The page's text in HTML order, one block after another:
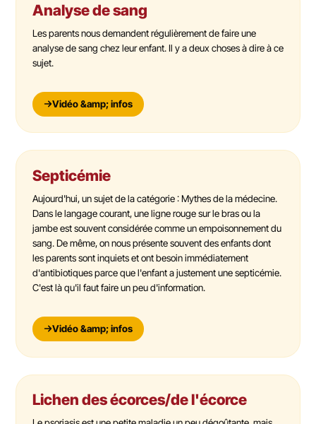
Analyse de sang
Les parents nous demandent régulièrement de faire une
analyse de sang chez leur enfant. Il y a deux choses à dire à ce
sujet.
Vidéo &amp; infos
Septicémie
Aujourd'hui, un sujet de la catégorie : Mythes de la médecine.
Dans le langage courant, une ligne rouge sur le bras ou la
jambe est souvent considérée comme un empoisonnement du
sang. De même, on nous présente souvent des enfants dont
les parents sont inquiets et ont besoin immédiatement
d'antibiotiques parce que l'enfant a justement une septicémie.
C'est là qu'il faut faire un peu d'information.
Vidéo &amp; infos
Lichen des écorces/de l'écorce